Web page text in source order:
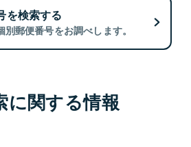
を検索する
郵便番号をお調べします。
に関する情報